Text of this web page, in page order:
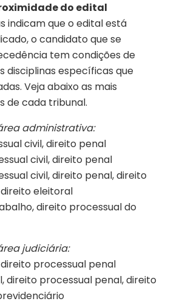
do edital
indicam que o edital está
o candidato que se
tem condições de
disciplinas específicas que
Veja abaixo as mais
de cada tribunal.
administrativa:
civil, direito penal
civil, direito penal
civil, direito penal, direito
eleitoral
direito processual do
judiciária:
processual penal
direito processual penal, direito